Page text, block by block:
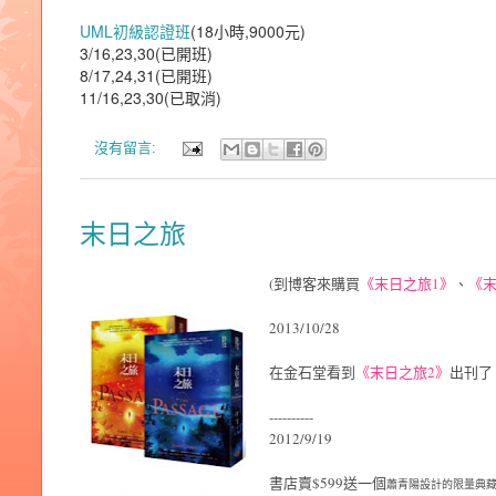
UML初級認證班(18小時,9000元)
3/16,23,30(已開班)
8/17,24,31(已開班)
11/16,23,30(已取消)
沒有留言:
末日之旅
(到博客來購買 《末日之旅1》 、 《
2013/10/28
在金石堂看到 《末日之旅2》 出刊
----------
2012/9/19
書店賣$599送一個蕭青陽設計的限量典